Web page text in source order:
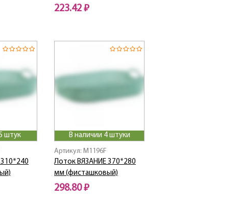
223.42 ₽
штук В наличии 4 штуки
Артикул: M1196F
Лоток ВЯЗАНИЕ 370*280
мм (фисташковый)
298.80 ₽